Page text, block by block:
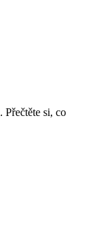
. Přečtěte si, co